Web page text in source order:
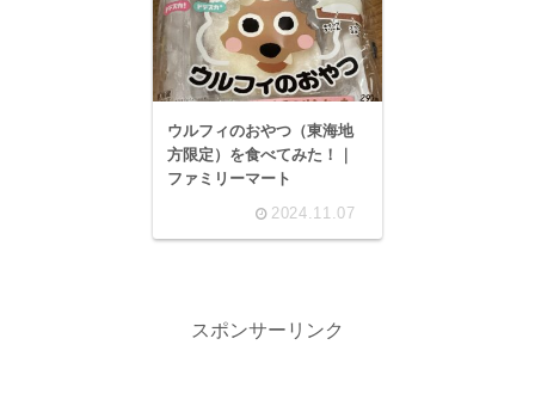
ウルフィのおやつ（東海地
方限定）を食べてみた！｜
ファミリーマート
2024.11.07
スポンサーリンク